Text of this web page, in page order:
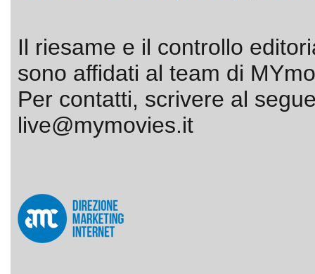
Il riesame e il controllo
sono affidati al team di
Per contatti, scrivere al
live@mymovies.it